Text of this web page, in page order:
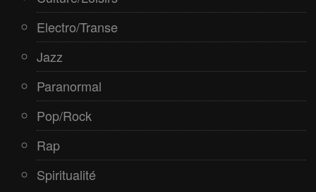
Electro/Transe
Jazz
Paranormal
Pop/Rock
Rap
Spiritualité